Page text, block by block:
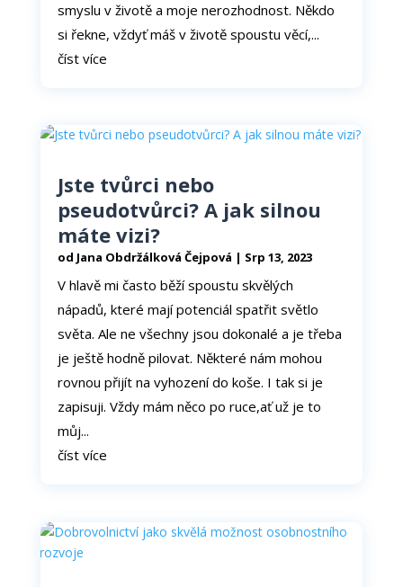
smyslu v životě a moje nerozhodnost. Někdo
si řekne, vždyť máš v životě spoustu věcí,...
číst více
Jste tvůrci nebo
pseudotvůrci? A jak silnou
máte vizi?
od Jana Obdržálková Čejpová | Srp 13, 2023
V hlavě mi často běží spoustu skvělých
nápadů, které mají potenciál spatřit světlo
světa. Ale ne všechny jsou dokonalé a je třeba
je ještě hodně pilovat. Některé nám mohou
rovnou přijít na vyhození do koše. I tak si je
zapisuji. Vždy mám něco po ruce,ať už je to
můj...
číst více